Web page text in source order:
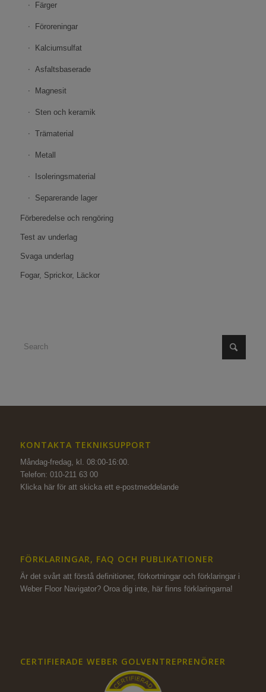
Färger
Föroreningar
Kalciumsulfat
Asfaltsbaserade
Magnesit
Sten och keramik
Trämaterial
Metall
Isoleringsmaterial
Separerande lager
Förberedelse och rengöring
Test av underlag
Svaga underlag
Fogar, Sprickor, Läckor
KONTAKTA TEKNIKSUPPORT
Måndag-fredag, kl. 08:00-16:00.
Telefon: 010-211 63 00
Klicka här för att skicka ett e-postmeddelande
FÖRKLARINGAR, FAQ OCH PUBLIKATIONER
Är det svårt att förstå definitioner, förkortningar och förklaringar i
Weber Floor Navigator? Oroa dig inte, här finns förklaringarna!
CERTIFIERADE WEBER GOLVENTREPRENÖRER